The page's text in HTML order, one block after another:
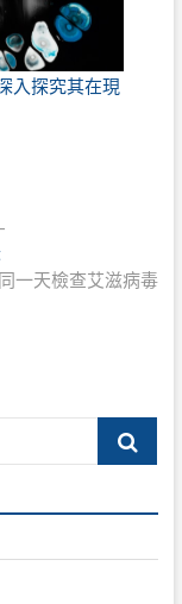
入探究其在現
Next
post:
一天檢查艾滋病毒
Search